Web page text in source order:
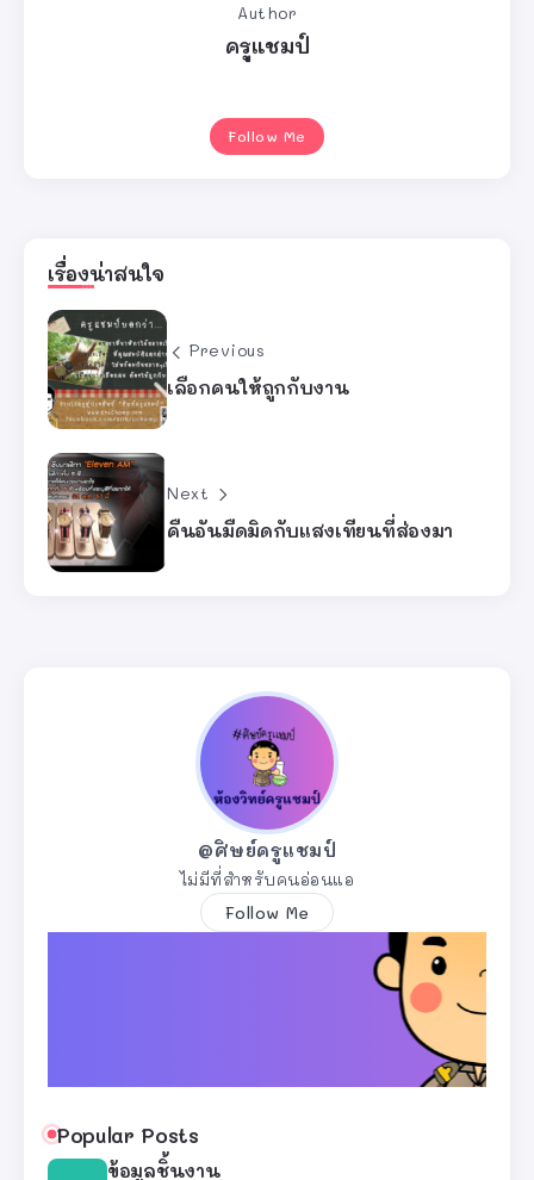
Author
ครูแชมป์
Follow Me
เรื่องน่าสนใจ
Previous
เลือกคนให้ถูกกับงาน
Next
คืนอันมืดมิดกับแสงเทียนที่ส่องมา
@ศิษย์ครูแชมป์
ไม่มีที่สำหรับคนอ่อนแอ
Follow Me
Popular Posts
ข้อมูลชิ้นงาน